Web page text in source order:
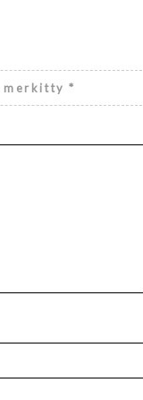
merkitty*